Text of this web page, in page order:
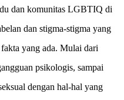
dan komunitas LGBTIQ di
dan stigma-stigma yang
yang ada. Mulai dari
psikologis, sampai
dengan hal-hal yang